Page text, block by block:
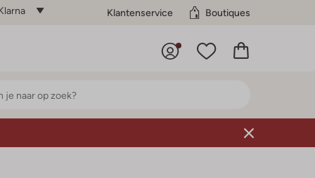
Klantenservice Boutiques